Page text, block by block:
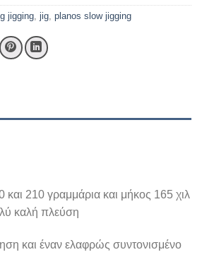
jigging jig planos slow jigging
210 γραμμάρια και μήκος 165 χιλ
καλή πλεύση
και έναν ελαφρώς συντονισμένο